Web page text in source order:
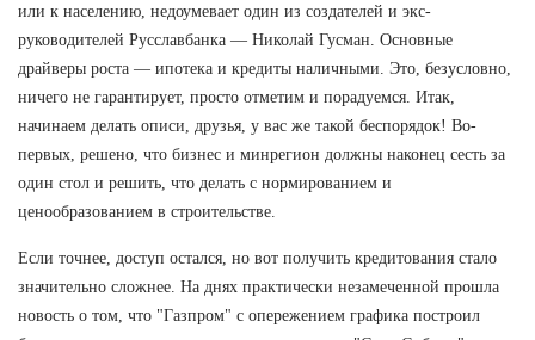
или к населению, недоумевает один из создателей и экс-
руководителей Русславбанка — Николай Гусман. Основные
драйверы роста — ипотека и кредиты наличными. Это, безусловно,
ничего не гарантирует, просто отметим и порадуемся. Итак,
начинаем делать описи, друзья, у вас же такой беспорядок! Во-
первых, решено, что бизнес и минрегион должны наконец сесть за
один стол и решить, что делать с нормированием и
ценообразованием в строительстве.
Если точнее, доступ остался, но вот получить кредитования стало
значительно сложнее. На днях практически незамеченной прошла
новость о том, что "Газпром" с опережением графика построил